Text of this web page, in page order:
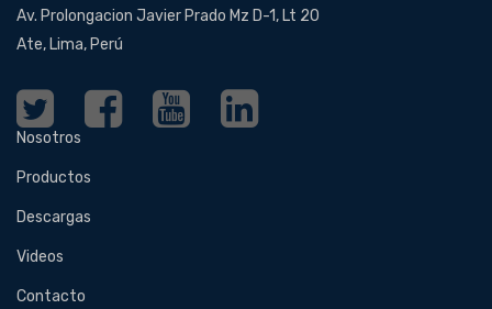
Av. Prolongacion Javier Prado Mz D-1, Lt 20
Ate, Lima, Perú
Nosotros
Productos
Descargas
Videos
Contacto